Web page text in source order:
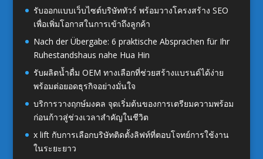
รับออกแบบเว็บไซต์บริษัททัวร์ พร้อมวางโครงสร้าง SEO
เพื่อเพิ่มโอกาสในการเข้าถึงลูกค้า
Nach der Übergabe: 6 praktische Absprachen für Ihr
Ruhestandshaus nahe Hua Hin
รับผลิตน้ำดื่ม OEM ทางเลือกที่ช่วยสร้างแบรนด์ได้ง่าย
พร้อมต่อยอดธุรกิจอย่างมั่นใจ
บริการวางฤกษ์มงคล จุดเริ่มต้นของการเตรียมความพร้อม
ก่อนก้าวสู่ช่วงเวลาสำคัญในชีวิต
x lift กับการเลือกบริษัทติดตั้งลิฟท์ที่ตอบโจทย์การใช้งาน
ในระยะยาว